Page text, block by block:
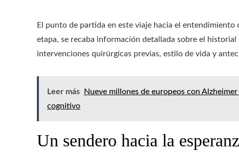
El punto de partida en este viaje hacia el
etapa, se recaba información detallada sobre el
intervenciones quirúrgicas previas, estilo de vida y
Leer más
Nueve millones de europeos con
cognitivo
Un sendero hacia la